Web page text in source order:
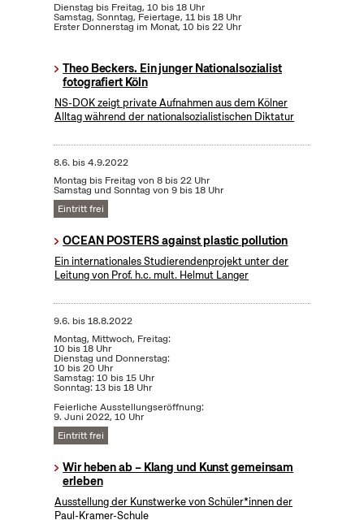
Dienstag bis Freitag, 10 bis 18 Uhr
Samstag, Sonntag, Feiertage, 11 bis 18 Uhr
Erster Donnerstag im Monat, 10 bis 22 Uhr
Theo Beckers. Ein junger Nationalsozialist
fotografiert Köln
NS-DOK zeigt private Aufnahmen aus dem Kölner
Alltag während der nationalsozialistischen Diktatur
8.6. bis4.9.2022
Montag bis Freitag von 8 bis 22 Uhr
Samstag und Sonntag von 9 bis 18 Uhr
Eintritt frei
OCEAN POSTERS against plastic pollution
Ein internationales Studierendenprojekt unter der
Leitung von Prof. h.c. mult. Helmut Langer
9.6. bis18.8.2022
Montag, Mittwoch, Freitag:
10 bis 18 Uhr
Dienstag und Donnerstag:
10 bis 20 Uhr
Samstag: 10 bis 15 Uhr
Sonntag: 13 bis 18 Uhr
Feierliche Ausstellungseröffnung:
9. Juni 2022, 10 Uhr
Eintritt frei
Wir heben ab – Klang und Kunst gemeinsam
erleben
Ausstellung der Kunstwerke von Schüler*innen der
Paul-Kramer-Schule